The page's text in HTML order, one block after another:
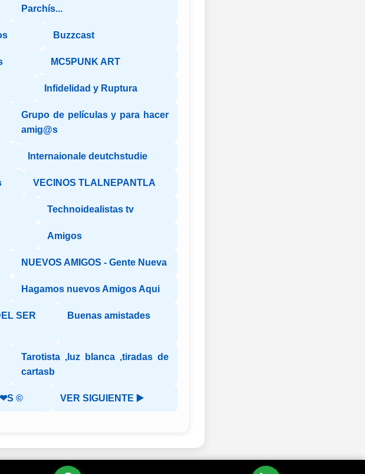
Parchís...
Buzzcast
MC5PUNK ART
Infidelidad y Ruptura
Grupo de películas y para hacer
amig@s
Internaionale deutchstudie
VECINOS TLALNEPANTLA
Technoidealistas tv
Amigos
NUEVOS AMIGOS - Gente Nueva
Hagamos nuevos Amigos Aqui
SER Buenas amistades
Tarotista ,luz blanca ,tiradas de
cartasb
©️ VER SIGUIENTE ▶️